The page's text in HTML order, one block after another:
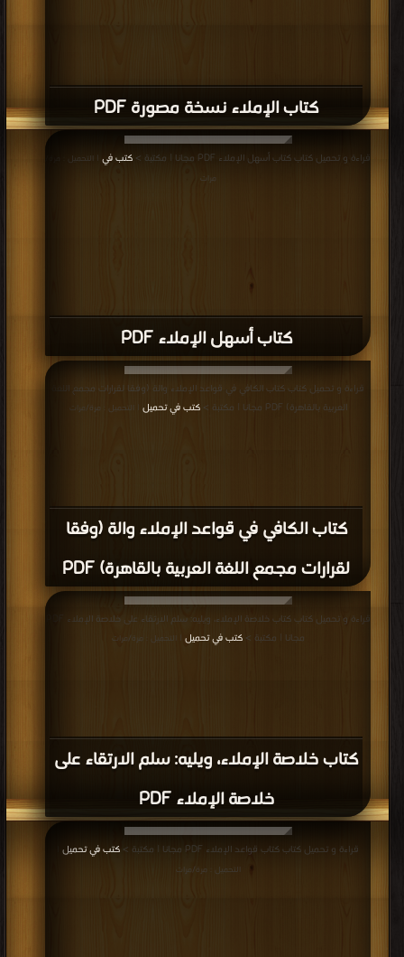
كتاب الإملاء نسخة مصورة PDF
كتاب أسهل الإملاء PDF
قراءة و تحميل كتاب كتاب أسهل الإملاء PDF مجانا | مكتبة > كتب في | التحميل : مرة/
مرات
كتاب الكافي في قواعد الإملاء والة (وفقا
لقرارات مجمع اللغة العربية بالقاهرة) PDF
قراءة و تحميل كتاب كتاب الكافي في قواعد الإملاء والة (وفقا لقرارات مجمع اللغة
العربية بالقاهرة) PDF مجانا | مكتبة >
كتب في تحميل | التحميل : مرة/مرات
كتاب خلاصة الإملاء، ويليه: سلم الارتقاء على
خلاصة الإملاء PDF
مجانا | مكتبة >كتب في تحميل | التحميل : مرة/مرات
قراءة و تحميل كتاب كتاب قواعد الإملاء PDF مجانا | مكتبة > كتب في تحميل
التحميل : مرة/مرات